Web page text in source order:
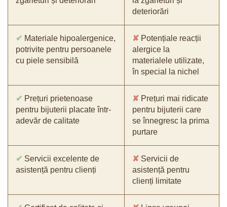
deteriorări
✔ Materiale hipoalergenice,
potrivite pentru persoanele
cu piele sensibilă
✘ Potențiale reacții
alergice la
materialele utilizate,
în special la nichel
✔ Prețuri prietenoase
pentru bijuterii placate într-
adevăr de calitate
✘ Prețuri mai ridicate
pentru bijuterii care
se înnegresc la prima
purtare
✔ Servicii excelente de
asistență pentru clienți
✘ Servicii de
asistență pentru
clienți limitate